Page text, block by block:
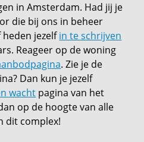
in Amsterdam. Had jij je
die bij ons in beheer
heden jezelfin te schrijven
Reageer op de woning
. Zie je de
Dan kun je jezelf
wacht pagina van het
op de hoogte van alle
dit complex!